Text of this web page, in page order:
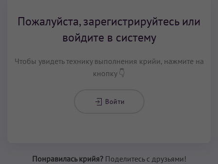
Пожалуйста, зарегистрируйтесь или
войдите в систему
Чтобы увидеть технику выполнения крийи, нажмите на
кнопку 👇
Войти
Понравилась крийя?Поделитесь с друзьями!